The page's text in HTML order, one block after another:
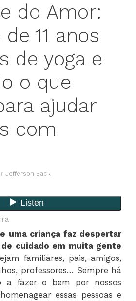
do Amor:
11 anos
de yoga e
o que
ajudar
com
Jefferson Back
uma criança faz despertar
cuidado em muita gente
familiares, pais, amigos,
professores… Sempre há
a fazer o bem por nossos
essas pessoas e